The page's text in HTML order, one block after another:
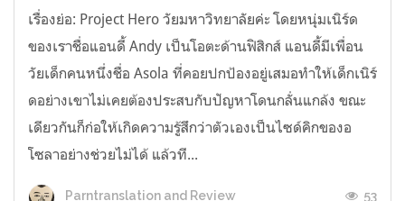
เรื่องย่อ: Project Hero วัยมหาวิทยาลัยค่ะ โดยหนุ่มเนิร์ด
ของเราชื่อแอนดี้ Andy เป็นโอตะด้านฟิสิกส์ แอนดี้มีเพื่อน
วัยเด็กคนหนึ่งชื่อ Asola ที่คอยปกป้องอยู่เสมอทำให้เด็กเนิร์
ดอย่างเขาไม่เคยต้องประสบกับปัญหาโดนกลั่นแกล้ง ขณะ
เดียวกันก็ก่อให้เกิดความรู้สึกว่าตัวเองเป็นไซด์คิกของอ
โซลาอย่างช่วยไม่ได้ แล้วที...
Parntranslation and Review 53